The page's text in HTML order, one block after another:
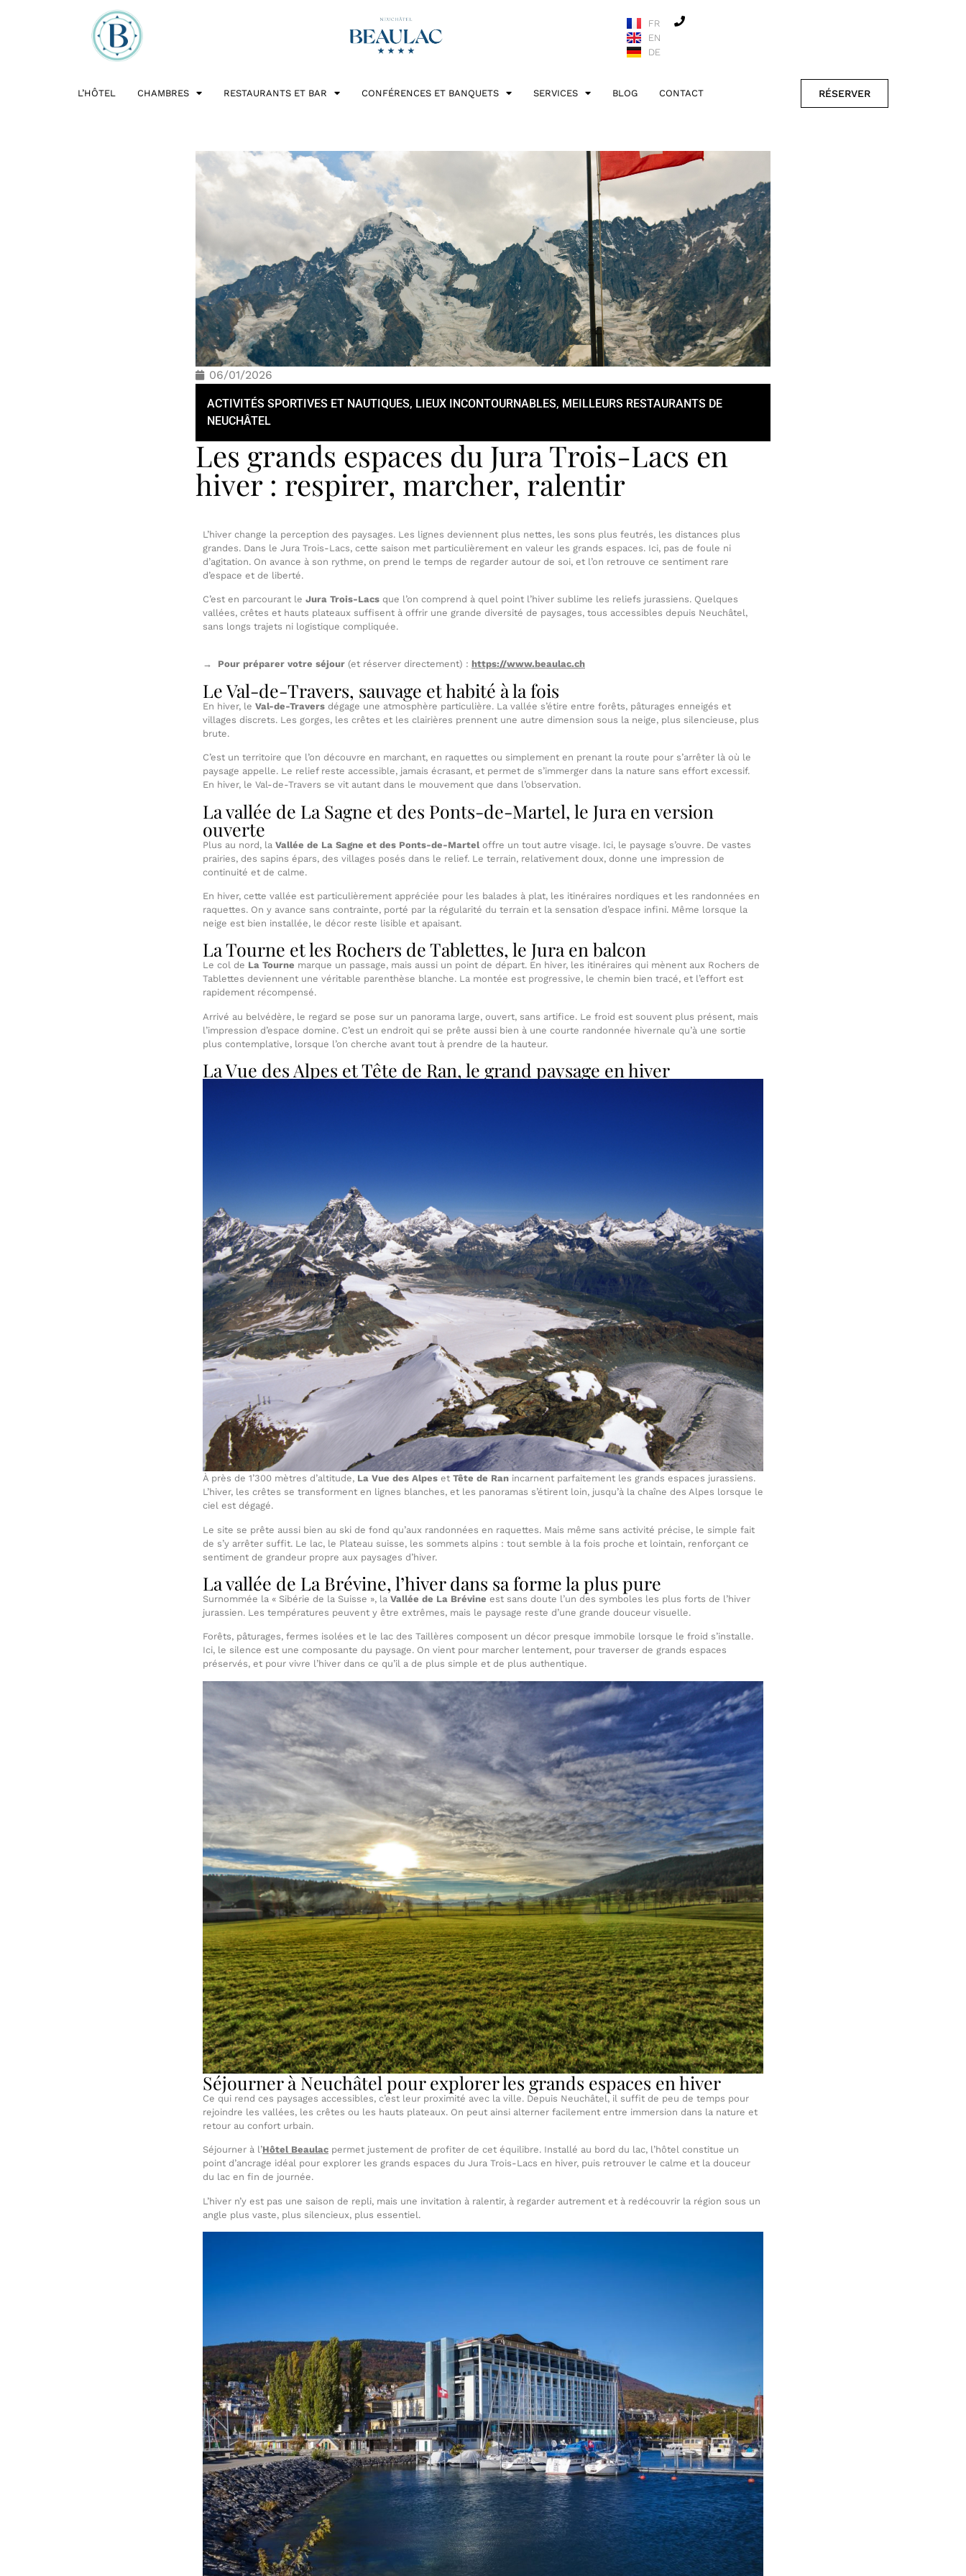
FR
EN
DE
L’HÔTEL CHAMBRES RESTAURANTS ET BAR CONFÉRENCES ET BANQUETS SERVICES BLOG CONTACT RÉSERVER
06/01/2026
ACTIVITÉS SPORTIVES ET NAUTIQUES, LIEUX INCONTOURNABLES, MEILLEURS RESTAURANTS DE
NEUCHÂTEL
Les grands espaces du Jura Trois-Lacs en
hiver : respirer, marcher, ralentir
L’hiver change la perception des paysages. Les lignes deviennent plus nettes, les sons plus feutrés, les distances plus
grandes. Dans le Jura Trois-Lacs, cette saison met particulièrement en valeur les grands espaces. Ici, pas de foule ni
d’agitation. On avance à son rythme, on prend le temps de regarder autour de soi, et l’on retrouve ce sentiment rare
d’espace et de liberté.
C’est en parcourant le Jura Trois-Lacs que l’on comprend à quel point l’hiver sublime les reliefs jurassiens. Quelques
vallées, crêtes et hauts plateaux suffisent à offrir une grande diversité de paysages, tous accessibles depuis Neuchâtel,
sans longs trajets ni logistique compliquée.
→ Pour préparer votre séjour (et réserver directement) : https://www.beaulac.ch
Le Val-de-Travers, sauvage et habité à la fois
En hiver, le Val-de-Travers dégage une atmosphère particulière. La vallée s’étire entre forêts, pâturages enneigés et
villages discrets. Les gorges, les crêtes et les clairières prennent une autre dimension sous la neige, plus silencieuse, plus
brute.
C’est un territoire que l’on découvre en marchant, en raquettes ou simplement en prenant la route pour s’arrêter là où le
paysage appelle. Le relief reste accessible, jamais écrasant, et permet de s’immerger dans la nature sans effort excessif.
En hiver, le Val-de-Travers se vit autant dans le mouvement que dans l’observation.
La vallée de La Sagne et des Ponts-de-Martel, le Jura en version
ouverte
Plus au nord, la Vallée de La Sagne et des Ponts-de-Martel offre un tout autre visage. Ici, le paysage s’ouvre. De vastes
prairies, des sapins épars, des villages posés dans le relief. Le terrain, relativement doux, donne une impression de
continuité et de calme.
En hiver, cette vallée est particulièrement appréciée pour les balades à plat, les itinéraires nordiques et les randonnées en
raquettes. On y avance sans contrainte, porté par la régularité du terrain et la sensation d’espace infini. Même lorsque la
neige est bien installée, le décor reste lisible et apaisant.
La Tourne et les Rochers de Tablettes, le Jura en balcon
Le col de La Tourne marque un passage, mais aussi un point de départ. En hiver, les itinéraires qui mènent aux Rochers de
Tablettes deviennent une véritable parenthèse blanche. La montée est progressive, le chemin bien tracé, et l’effort est
rapidement récompensé.
Arrivé au belvédère, le regard se pose sur un panorama large, ouvert, sans artifice. Le froid est souvent plus présent, mais
l’impression d’espace domine. C’est un endroit qui se prête aussi bien à une courte randonnée hivernale qu’à une sortie
plus contemplative, lorsque l’on cherche avant tout à prendre de la hauteur.
La Vue des Alpes et Tête de Ran, le grand paysage en hiver
À près de 1’300 mètres d’altitude, La Vue des Alpes et Tête de Ran incarnent parfaitement les grands espaces jurassiens.
L’hiver, les crêtes se transforment en lignes blanches, et les panoramas s’étirent loin, jusqu’à la chaîne des Alpes lorsque le
ciel est dégagé.
Le site se prête aussi bien au ski de fond qu’aux randonnées en raquettes. Mais même sans activité précise, le simple fait
de s’y arrêter suffit. Le lac, le Plateau suisse, les sommets alpins : tout semble à la fois proche et lointain, renforçant ce
sentiment de grandeur propre aux paysages d’hiver.
La vallée de La Brévine, l’hiver dans sa forme la plus pure
Surnommée la « Sibérie de la Suisse », la Vallée de La Brévine est sans doute l’un des symboles les plus forts de l’hiver
jurassien. Les températures peuvent y être extrêmes, mais le paysage reste d’une grande douceur visuelle.
Forêts, pâturages, fermes isolées et le lac des Taillères composent un décor presque immobile lorsque le froid s’installe.
Ici, le silence est une composante du paysage. On vient pour marcher lentement, pour traverser de grands espaces
préservés, et pour vivre l’hiver dans ce qu’il a de plus simple et de plus authentique.
Séjourner à Neuchâtel pour explorer les grands espaces en hiver
Ce qui rend ces paysages accessibles, c’est leur proximité avec la ville. Depuis Neuchâtel, il suffit de peu de temps pour
rejoindre les vallées, les crêtes ou les hauts plateaux. On peut ainsi alterner facilement entre immersion dans la nature et
retour au confort urbain.
Séjourner à l’Hôtel Beaulac permet justement de profiter de cet équilibre. Installé au bord du lac, l’hôtel constitue un
point d’ancrage idéal pour explorer les grands espaces du Jura Trois-Lacs en hiver, puis retrouver le calme et la douceur
du lac en fin de journée.
L’hiver n’y est pas une saison de repli, mais une invitation à ralentir, à regarder autrement et à redécouvrir la région sous un
angle plus vaste, plus silencieux, plus essentiel.